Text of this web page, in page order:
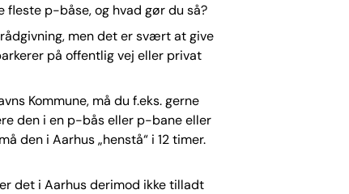
p-båse, og hvad gør du så?
men det er svært at give
på offentlig vej eller privat
Kommune, må du f.eks. gerne
den i en p-bås eller p-bane eller
den i Aarhus „henstå“ i 12 timer.
det i Aarhus derimod ikke tilladt